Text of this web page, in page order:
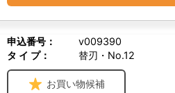
申込番号：
v009390
タ イ プ：
替刃・No.12
お買い物候補